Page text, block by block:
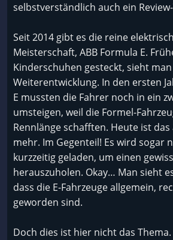
selbstverständlich auch ein
Seit 2014 gibt es die reine
Meisterschaft, ABB Formula E.
Kinderschuhen gesteckt, sieht
Weiterentwicklung. In den ersten
E mussten die Fahrer noch in ein
umsteigen, weil die Formel-
Rennlänge schafften. Heute ist
mehr. Im Gegenteil! Es wird sogar
kurzzeitig geladen, um einen
herauszuholen. Okay… Man sieht
dass die E-Fahrzeuge allgemein,
geworden sind.
Doch dies ist hier nicht das